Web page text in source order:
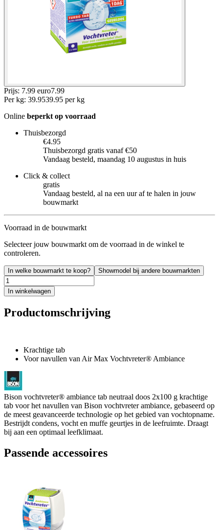
Prijs: 7.99 euro7.99
Per kg: 39.9539.95 per kg
Online beperkt op voorraad
Thuisbezorgd
€4.95
Thuisbezorgd gratis vanaf €50
Vandaag besteld, maandag 10 augustus in huis
Click & collect
gratis
Vandaag besteld, al na een uur af te halen in jouw
bouwmarkt
Voorraad in de bouwmarkt
Selecteer jouw bouwmarkt om de voorraad in de winkel te
controleren.
In welke bouwmarkt te koop? Showmodel bij andere bouwmarkten
In winkelwagen
Productomschrijving
Krachtige tab
Voor navullen van Air Max Vochtvreter® Ambiance
Bison vochtvreter® ambiance tab neutraal doos 2x100 g krachtige
tab voor het navullen van Bison vochtvreter ambiance, gebaseerd op
de meest geavanceerde technologie op het gebied van vochtopname.
Bestrijdt condens, vocht en muffe geurtjes in de leefruimte. Draagt
bij aan een optimaal leefklimaat.
Passende accessoires